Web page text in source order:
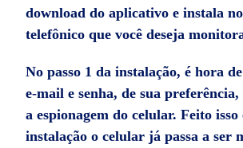
download do aplicativo e instala
telefônico que você deseja
No passo 1 da instalação, é hora
e-mail e senha, de sua
a espionagem do celular. Feito
instalação o celular já passa a ser